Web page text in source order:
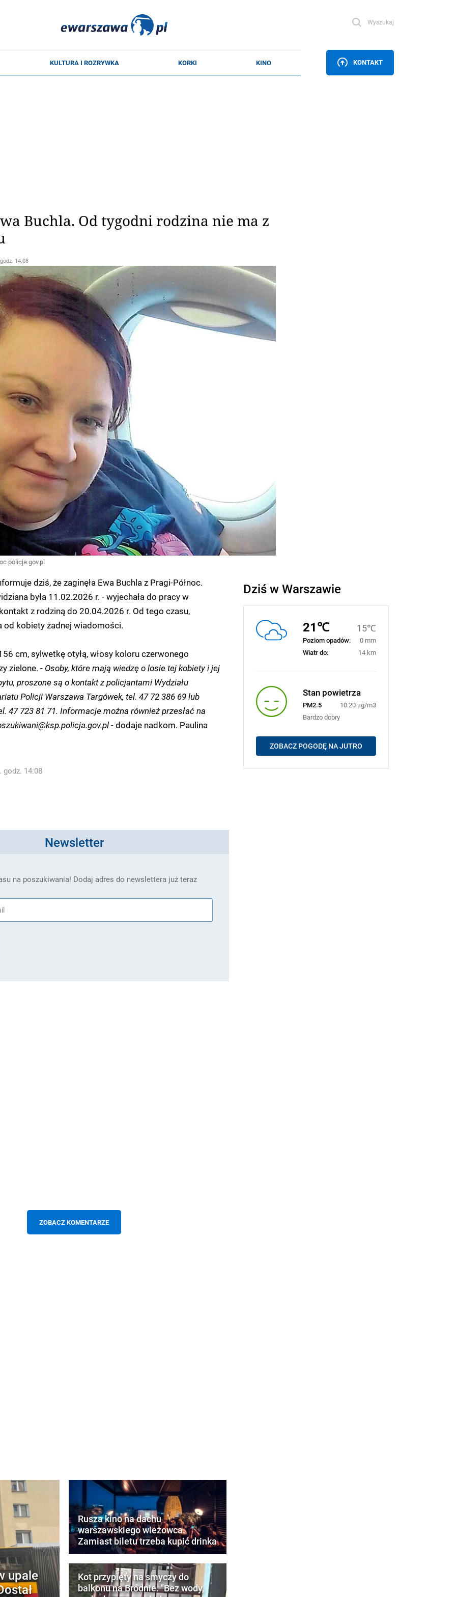
Wyszukaj
KONTAKT
Buchla. Od tygodni rodzina nie ma z
14.08
dziś, że zaginęła Ewa Buchla z Pragi-Północ.
była 11.02.2026 r. - wyjechała do pracy w
z rodziną do 20.04.2026 r. Od tego czasu,
od kobiety żadnej wiadomości.
cm, sylwetkę otyłą, włosy koloru czerwonego
zielone. - Osoby, które mają wiedzę o losie tej kobiety i jej
proszone są o kontakt z policjantami Wydziału
Policji Warszawa Targówek, tel. 47 72 386 69 lub
47 723 81 71. Informacje można również przesłać na
- dodaje nadkom. Paulina
godz. 14:08
Newsletter
na poszukiwania! Dodaj adres do newslettera już teraz
ZOBACZ KOMENTARZE
Dziś w Warszawie
21℃ 15℃
Poziom opadów:
0 mm
Wiatr do:
14 km
Stan powietrza
PM2.5
10.20 μg/m3
Bardzo dobry
ZOBACZ POGODĘ NA JUTRO
upale
Rusza kino na dachu
warszawskiego wieżowca.
Zamiast biletu trzeba kupić drinka
Kot przypięty na smyczy do
balkonu na Bródnie. "Bez wody,